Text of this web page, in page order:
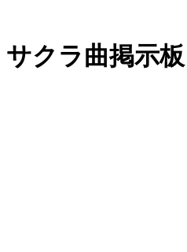
サクラ曲掲示